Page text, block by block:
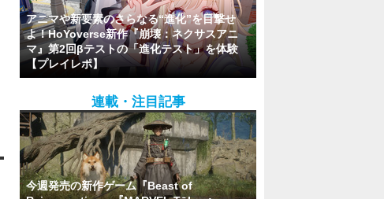
アニマや新要素のさらなる“進化”を目撃せ
よ！HoYoverse新作『崩壊：ネクサスアニ
マ』第2回βテストの「進化テスト」を体験
【プレイレポ】
連載・注目記事
今週発売の新作ゲーム『Beast of